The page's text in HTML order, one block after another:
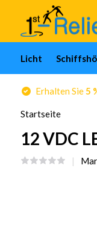
Licht
Erhalten Sie5
Startseite
12 VDC